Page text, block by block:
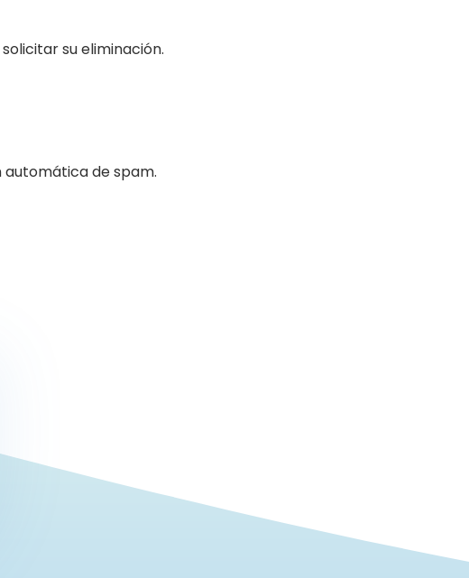
su eliminación.
automática de spam.